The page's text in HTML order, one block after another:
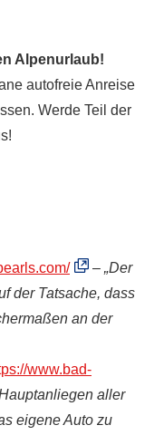
Alpenurlaub!
autofreie Anreise
Werde Teil der
– „Der
der Tatsache, dass
an der
www.bad-
aller
eigene Auto zu